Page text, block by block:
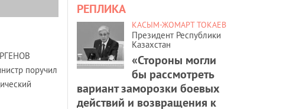
поручил
РЕПЛИКА
КАСЫМ-ЖОМАРТ ТОКАЕВ
Президент Республики
Казахстан
«Стороны могли
бы рассмотреть
вариант заморозки боевых
действий и возвращения к